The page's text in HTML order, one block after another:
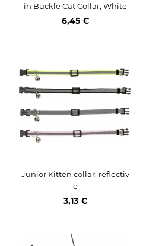
in Buckle Cat Collar, White
6,45 €
Junior Kitten collar, reflectiv
e
3,13 €